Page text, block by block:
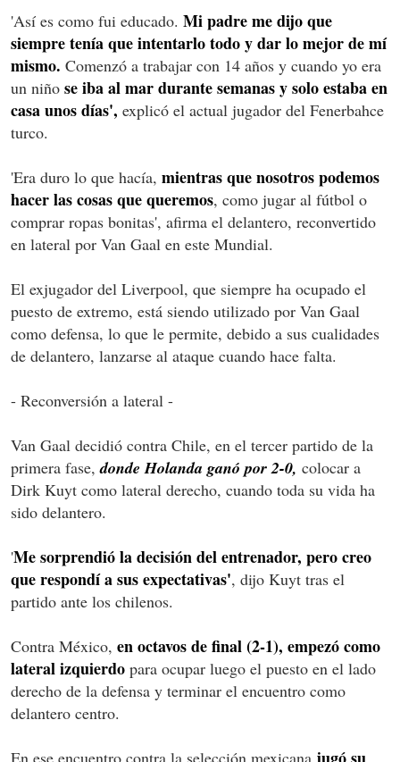
'Así es como fui educado. Mi padre me dijo que
siempre tenía que intentarlo todo y dar lo mejor de mí
mismo. Comenzó a trabajar con 14 años y cuando yo era
un niño se iba al mar durante semanas y solo estaba en
casa unos días', explicó el actual jugador del Fenerbahce
turco.
'Era duro lo que hacía, mientras que nosotros podemos
hacer las cosas que queremos, como jugar al fútbol o
comprar ropas bonitas', afirma el delantero, reconvertido
en lateral por Van Gaal en este Mundial.
El exjugador del Liverpool, que siempre ha ocupado el
puesto de extremo, está siendo utilizado por Van Gaal
como defensa, lo que le permite, debido a sus cualidades
de delantero, lanzarse al ataque cuando hace falta.
- Reconversión a lateral -
Van Gaal decidió contra Chile, en el tercer partido de la
primera fase,donde Holanda ganó por 2-0, colocar a
Dirk Kuyt como lateral derecho, cuando toda su vida ha
sido delantero.
'Me sorprendió la decisión del entrenador, pero creo
que respondí a sus expectativas', dijo Kuyt tras el
partido ante los chilenos.
Contra México, en octavos de final (2-1), empezó como
lateral izquierdo para ocupar luego el puesto en el lado
derecho de la defensa y terminar el encuentro como
delantero centro.
En ese encuentro contra la selección mexicana jugó su